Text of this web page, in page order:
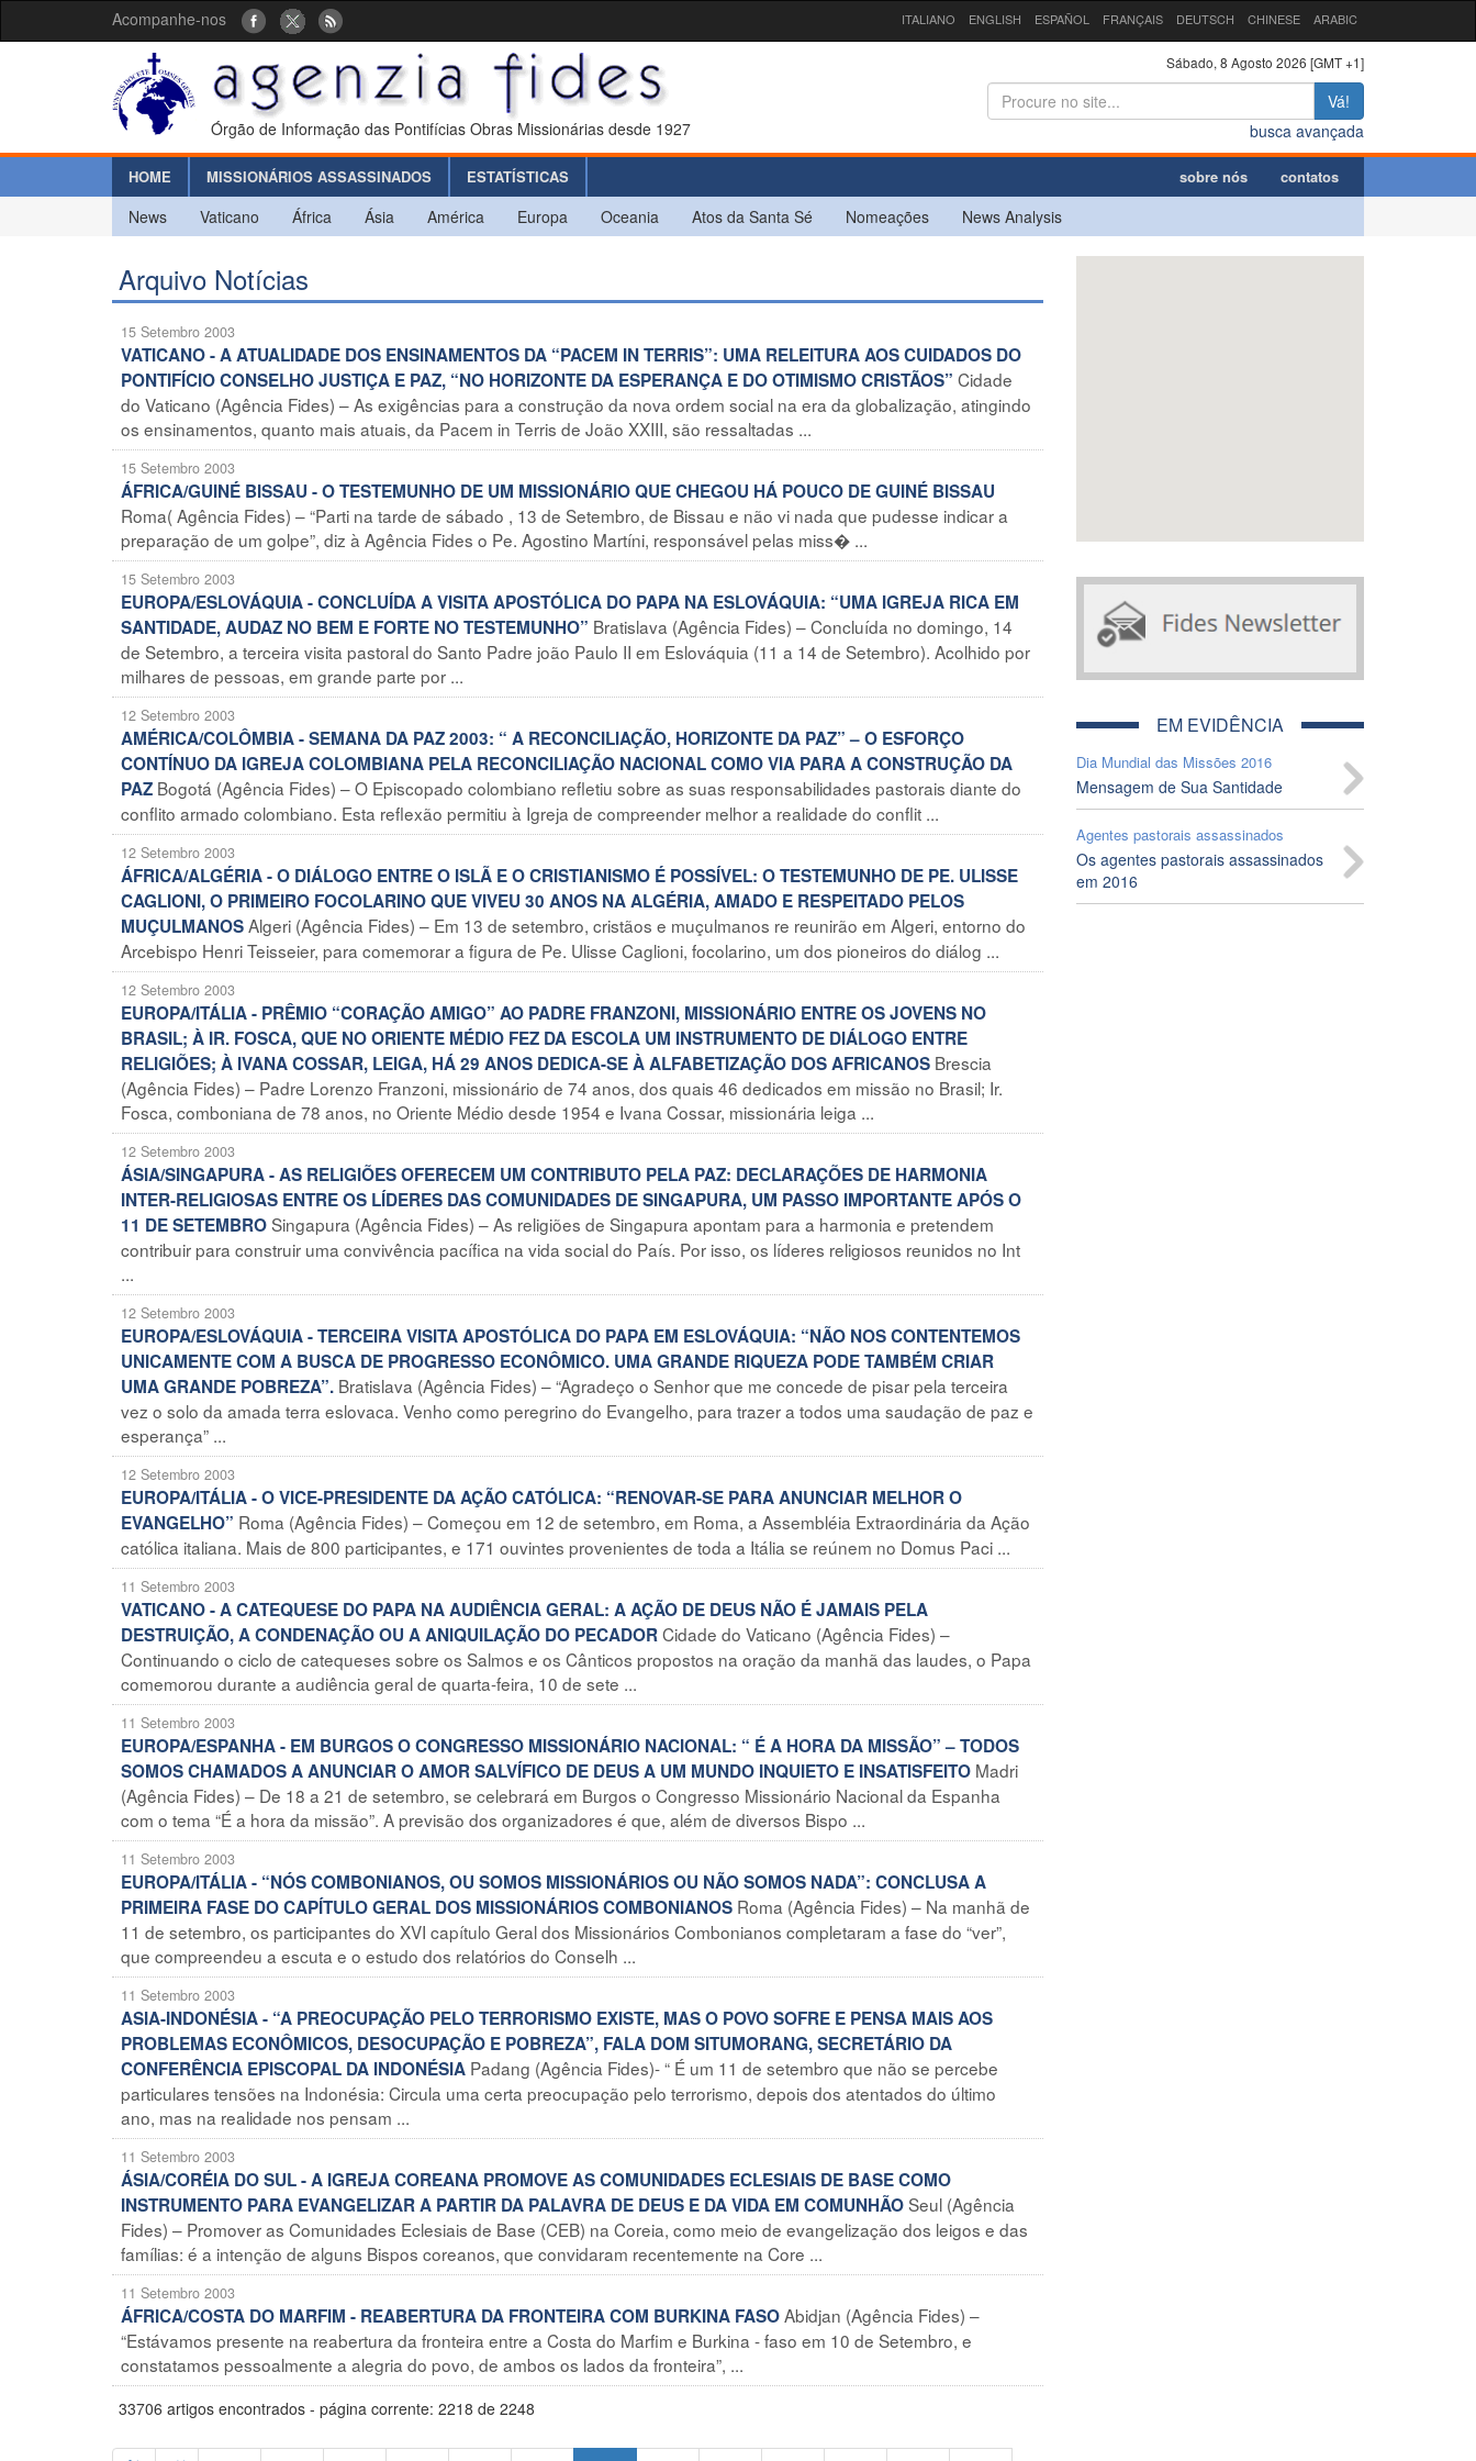
Acompanhe-nos ITALIANO ENGLISH ESPAÑOL FRANÇAIS DEUTSCH CHINESE ARABIC
Órgão de Informação das Pontifícias Obras Missionárias desde 1927
Sábado, 8 Agosto 2026 [GMT +1]
Vá!
busca avançada
HOME MISSIONÁRIOS ASSASSINADOS ESTATÍSTICAS sobre nós contatos
News Vaticano África Ásia América Europa Oceania Atos da Santa Sé Nomeações News Analysis
Arquivo Notícias
15 Setembro 2003
VATICANO - A ATUALIDADE DOS ENSINAMENTOS DA “PACEM IN TERRIS”: UMA RELEITURA AOS CUIDADOS DO
PONTIFÍCIO CONSELHO JUSTIÇA E PAZ, “NO HORIZONTE DA ESPERANÇA E DO OTIMISMO CRISTÃOS” Cidade
do Vaticano (Agência Fides) – As exigências para a construção da nova ordem social na era da globalização, atingindo
os ensinamentos, quanto mais atuais, da Pacem in Terris de João XXIII, são ressaltadas ...
15 Setembro 2003
ÁFRICA/GUINÉ BISSAU - O TESTEMUNHO DE UM MISSIONÁRIO QUE CHEGOU HÁ POUCO DE GUINÉ BISSAU
Roma( Agência Fides) – “Parti na tarde de sábado , 13 de Setembro, de Bissau e não vi nada que pudesse indicar a
preparação de um golpe”, diz à Agência Fides o Pe. Agostino Martíni, responsável pelas miss� ...
15 Setembro 2003
EUROPA/ESLOVÁQUIA - CONCLUÍDA A VISITA APOSTÓLICA DO PAPA NA ESLOVÁQUIA: “UMA IGREJA RICA EM
SANTIDADE, AUDAZ NO BEM E FORTE NO TESTEMUNHO” Bratislava (Agência Fides) – Concluída no domingo, 14
de Setembro, a terceira visita pastoral do Santo Padre joão Paulo II em Eslováquia (11 a 14 de Setembro). Acolhido por
milhares de pessoas, em grande parte por ...
12 Setembro 2003
AMÉRICA/COLÔMBIA - SEMANA DA PAZ 2003: “ A RECONCILIAÇÃO, HORIZONTE DA PAZ” – O ESFORÇO
CONTÍNUO DA IGREJA COLOMBIANA PELA RECONCILIAÇÃO NACIONAL COMO VIA PARA A CONSTRUÇÃO DA
PAZ Bogotá (Agência Fides) – O Episcopado colombiano refletiu sobre as suas responsabilidades pastorais diante do
conflito armado colombiano. Esta reflexão permitiu à Igreja de compreender melhor a realidade do conflit ...
12 Setembro 2003
ÁFRICA/ALGÉRIA - O DIÁLOGO ENTRE O ISLÃ E O CRISTIANISMO É POSSÍVEL: O TESTEMUNHO DE PE. ULISSE
CAGLIONI, O PRIMEIRO FOCOLARINO QUE VIVEU 30 ANOS NA ALGÉRIA, AMADO E RESPEITADO PELOS
MUÇULMANOSAlgeri (Agência Fides) – Em 13 de setembro, cristãos e muçulmanos re reunirão em Algeri, entorno do
Arcebispo Henri Teisseier, para comemorar a figura de Pe. Ulisse Caglioni, focolarino, um dos pioneiros do diálog ...
12 Setembro 2003
EUROPA/ITÁLIA - PRÊMIO “CORAÇÃO AMIGO” AO PADRE FRANZONI, MISSIONÁRIO ENTRE OS JOVENS NO
BRASIL; À IR. FOSCA, QUE NO ORIENTE MÉDIO FEZ DA ESCOLA UM INSTRUMENTO DE DIÁLOGO ENTRE
RELIGIÕES; À IVANA COSSAR, LEIGA, HÁ 29 ANOS DEDICA-SE À ALFABETIZAÇÃO DOS AFRICANOS Brescia
(Agência Fides) – Padre Lorenzo Franzoni, missionário de 74 anos, dos quais 46 dedicados em missão no Brasil; Ir.
Fosca, comboniana de 78 anos, no Oriente Médio desde 1954 e Ivana Cossar, missionária leiga ...
12 Setembro 2003
ÁSIA/SINGAPURA - AS RELIGIÕES OFERECEM UM CONTRIBUTO PELA PAZ: DECLARAÇÕES DE HARMONIA
INTER-RELIGIOSAS ENTRE OS LÍDERES DAS COMUNIDADES DE SINGAPURA, UM PASSO IMPORTANTE APÓS O
11 DE SETEMBROSingapura (Agência Fides) – As religiões de Singapura apontam para a harmonia e pretendem
contribuir para construir uma convivência pacífica na vida social do País. Por isso, os líderes religiosos reunidos no Int
...
12 Setembro 2003
EUROPA/ESLOVÁQUIA - TERCEIRA VISITA APOSTÓLICA DO PAPA EM ESLOVÁQUIA: “NÃO NOS CONTENTEMOS
UNICAMENTE COM A BUSCA DE PROGRESSO ECONÔMICO. UMA GRANDE RIQUEZA PODE TAMBÉM CRIAR
UMA GRANDE POBREZA”. Bratislava (Agência Fides) – “Agradeço o Senhor que me concede de pisar pela terceira
vez o solo da amada terra eslovaca. Venho como peregrino do Evangelho, para trazer a todos uma saudação de paz e
esperança” ...
12 Setembro 2003
EUROPA/ITÁLIA - O VICE-PRESIDENTE DA AÇÃO CATÓLICA: “RENOVAR-SE PARA ANUNCIAR MELHOR O
EVANGELHO” Roma (Agência Fides) – Começou em 12 de setembro, em Roma, a Assembléia Extraordinária da Ação
católica italiana. Mais de 800 participantes, e 171 ouvintes provenientes de toda a Itália se reúnem no Domus Paci ...
11 Setembro 2003
VATICANO - A CATEQUESE DO PAPA NA AUDIÊNCIA GERAL: A AÇÃO DE DEUS NÃO É JAMAIS PELA
DESTRUIÇÃO, A CONDENAÇÃO OU A ANIQUILAÇÃO DO PECADORCidade do Vaticano (Agência Fides) –
Continuando o ciclo de catequeses sobre os Salmos e os Cânticos propostos na oração da manhã das laudes, o Papa
comemorou durante a audiência geral de quarta-feira, 10 de sete ...
11 Setembro 2003
EUROPA/ESPANHA - EM BURGOS O CONGRESSO MISSIONÁRIO NACIONAL: “ É A HORA DA MISSÃO” – TODOS
SOMOS CHAMADOS A ANUNCIAR O AMOR SALVÍFICO DE DEUS A UM MUNDO INQUIETO E INSATISFEITO Madri
(Agência Fides) – De 18 a 21 de setembro, se celebrará em Burgos o Congresso Missionário Nacional da Espanha
com o tema “É a hora da missão”. A previsão dos organizadores é que, além de diversos Bispo ...
11 Setembro 2003
EUROPA/ITÁLIA - “NÓS COMBONIANOS, OU SOMOS MISSIONÁRIOS OU NÃO SOMOS NADA”: CONCLUSA A
PRIMEIRA FASE DO CAPÍTULO GERAL DOS MISSIONÁRIOS COMBONIANOS Roma (Agência Fides) – Na manhã de
11 de setembro, os participantes do XVI capítulo Geral dos Missionários Combonianos completaram a fase do “ver”,
que compreendeu a escuta e o estudo dos relatórios do Conselh ...
11 Setembro 2003
ASIA-INDONÉSIA - “A PREOCUPAÇÃO PELO TERRORISMO EXISTE, MAS O POVO SOFRE E PENSA MAIS AOS
PROBLEMAS ECONÔMICOS, DESOCUPAÇÃO E POBREZA”, FALA DOM SITUMORANG, SECRETÁRIO DA
CONFERÊNCIA EPISCOPAL DA INDONÉSIA Padang (Agência Fides)- “ É um 11 de setembro que não se percebe
particulares tensões na Indonésia: Circula uma certa preocupação pelo terrorismo, depois dos atentados do último
ano, mas na realidade nos pensam ...
11 Setembro 2003
ÁSIA/CORÉIA DO SUL - A IGREJA COREANA PROMOVE AS COMUNIDADES ECLESIAIS DE BASE COMO
INSTRUMENTO PARA EVANGELIZAR A PARTIR DA PALAVRA DE DEUS E DA VIDA EM COMUNHÃOSeul (Agência
Fides) – Promover as Comunidades Eclesiais de Base (CEB) na Coreia, como meio de evangelização dos leigos e das
famílias: é a intenção de alguns Bispos coreanos, que convidaram recentemente na Core ...
11 Setembro 2003
ÁFRICA/COSTA DO MARFIM - REABERTURA DA FRONTEIRA COM BURKINA FASOAbidjan (Agência Fides) –
“Estávamos presente na reabertura da fronteira entre a Costa do Marfim e Burkina - faso em 10 de Setembro, e
constatamos pessoalmente a alegria do povo, de ambos os lados da fronteira”, ...
33706 artigos encontrados - página corrente: 2218 de 2248
EM EVIDÊNCIA
Dia Mundial das Missões 2016
Mensagem de Sua Santidade
Agentes pastorais assassinados
Os agentes pastorais assassinados
em 2016